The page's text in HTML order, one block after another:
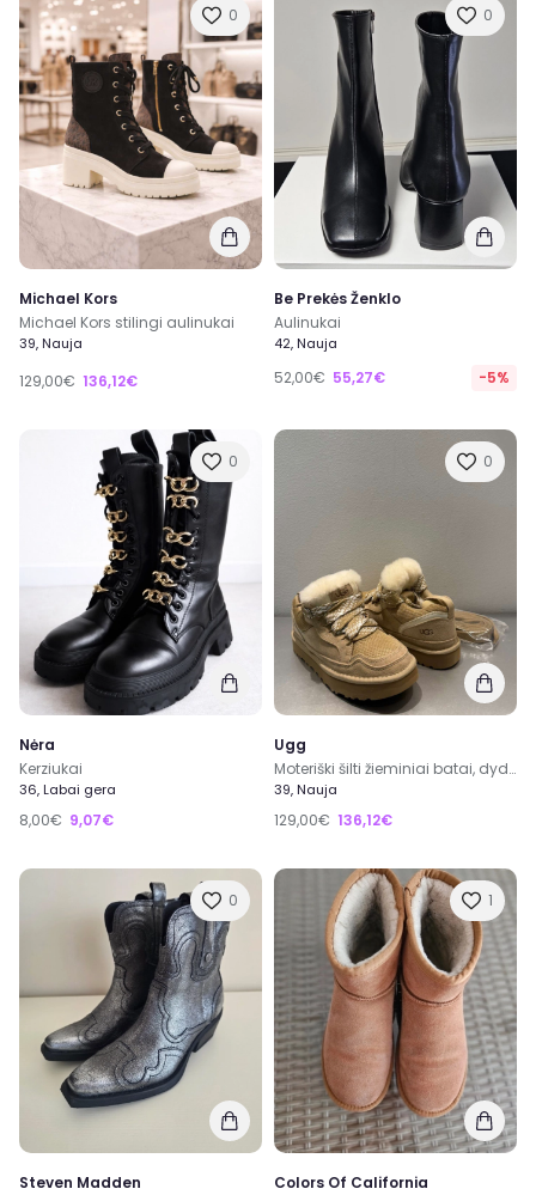
0
Michael Kors
Michael Kors stilingi aulinukai
39, Nauja
129,00€ 136,12€
0
Be Prekės Ženklo
Aulinukai
42, Nauja
52,00€ 55,27€ -5%
0
Nėra
Kerziukai
36, Labai gera
8,00€ 9,07€
0
Ugg
Moteriški šilti žieminiai batai, dydis 39, camel spalva
39, Nauja
129,00€ 136,12€
0
Steven Madden
1
Colors Of California